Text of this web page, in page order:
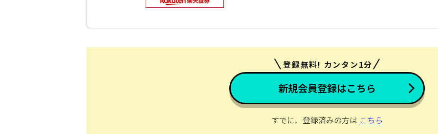
登録無料! カンタン1分
新規会員登録はこちら
すでに、登録済みの方は こちら